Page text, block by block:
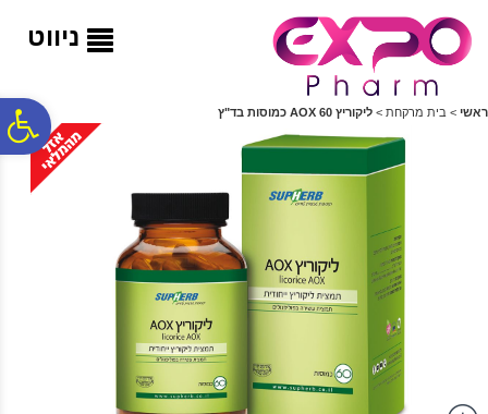
ניווט
ראשי > בית מרקחת > ליקוריץ 60 AOX כמוסות בד"ץ